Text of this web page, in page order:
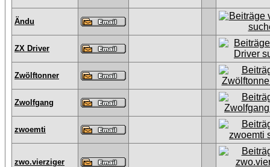
Ändu
ZX Driver
Zwölftonner
Zwolfgang
zwoemti
zwo.vierziger